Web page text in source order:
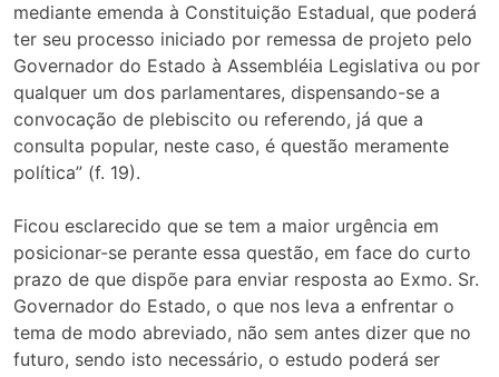
mediante emenda à Constituição Estadual, que poderá
ter seu processo iniciado por remessa de projeto pelo
Governador do Estado à Assembléia Legislativa ou por
qualquer um dos parlamentares, dispensando-se a
convocação de plebiscito ou referendo, já que a
consulta popular, neste caso, é questão meramente
política” (f. 19).
Ficou esclarecido que se tem a maior urgência em
posicionar-se perante essa questão, em face do curto
prazo de que dispõe para enviar resposta ao Exmo. Sr.
Governador do Estado, o que nos leva a enfrentar o
tema de modo abreviado, não sem antes dizer que no
futuro, sendo isto necessário, o estudo poderá ser